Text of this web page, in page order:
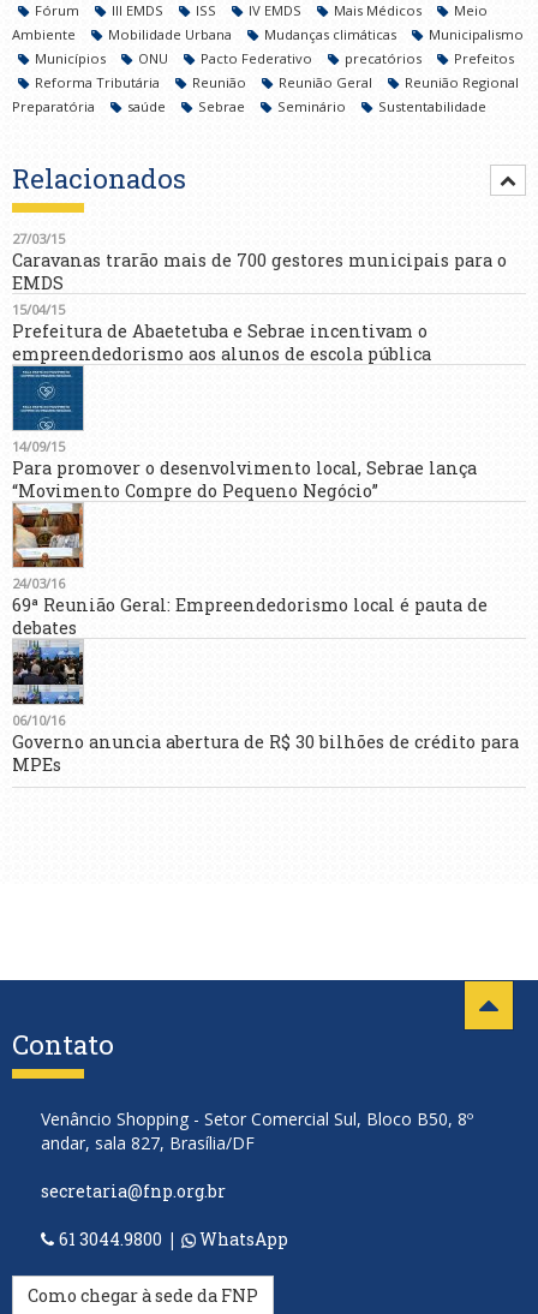
Fórum
III EMDS ISS IV EMDS Mais Médicos
Meio
Ambiente
Mobilidade Urbana Mudanças climáticas
Municipalismo
Municípios
ONU Pacto Federativo precatórios
Prefeitos
Reforma Tributária
Reunião Reunião Geral
Reunião Regional
Preparatória
saúde Sebrae Seminário Sustentabilidade
Relacionados
27/03/15
Caravanas trarão mais de 700 gestores municipais para o
EMDS
15/04/15
Prefeitura de Abaetetuba e Sebrae incentivam o
empreendedorismo aos alunos de escola pública
14/09/15
Para promover o desenvolvimento local, Sebrae lança
“Movimento Compre do Pequeno Negócio”
24/03/16
69ª Reunião Geral: Empreendedorismo local é pauta de
debates
06/10/16
Governo anuncia abertura de R$ 30 bilhões de crédito para
MPEs
Contato
Venâncio Shopping - Setor Comercial Sul, Bloco B50, 8º
andar, sala 827, Brasília/DF
secretaria@fnp.org.br
61 3044.9800 | WhatsApp
Como chegar à sede da FNP